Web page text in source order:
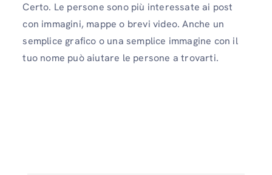
Certo. Le persone sono più interessate ai post
con immagini, mappe o brevi video. Anche un
semplice grafico o una semplice immagine con il
tuo nome può aiutare le persone a trovarti.